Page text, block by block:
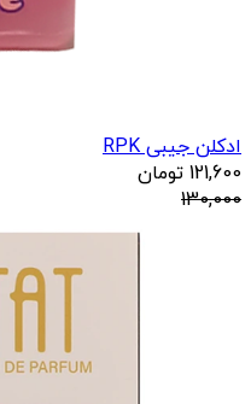
ادکلن جیبی RPK
121,600 تومان
130,000